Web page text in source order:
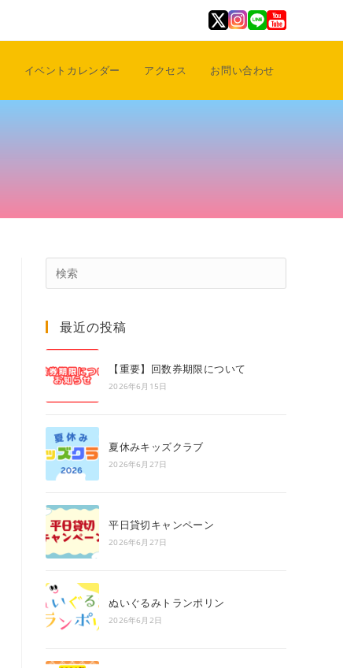
イベントカレンダー アクセス お問い合わせ
Escape
最近の投稿
【重要】回数券期限について
2026年6月15日
夏休みキッズクラブ
2026年6月27日
平日貸切キャンペーン
2026年6月27日
ぬいぐるみトランポリン
2026年6月2日